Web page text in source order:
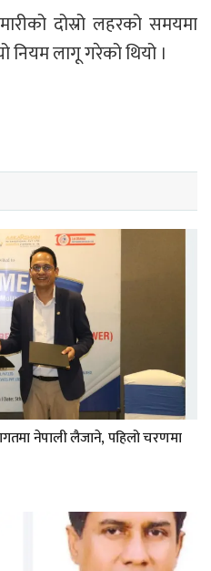
दोस्रो लहरको समयमा
लागू गरेको थियो ।
नेपाली लैजाने, पहिलो चरणमा